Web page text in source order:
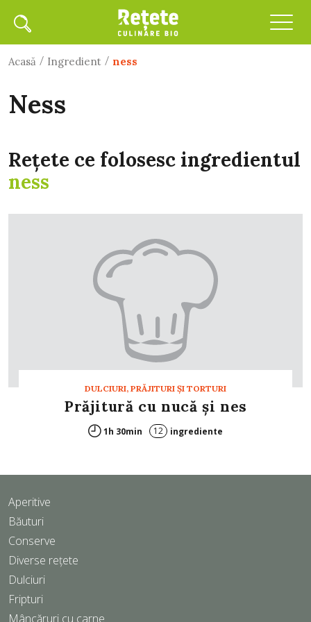
Acasă / Ingredient / ness
ness
Rețete ce folosesc ingredientul
ness
DULCIURI, PRĂJITURI ȘI TORTURI
Prăjitură cu nucă şi nes
1h 30min 12 ingrediente
Aperitive
Băuturi
Conserve
Diverse rețete
Dulciuri
Fripturi
Mâncăruri cu carne